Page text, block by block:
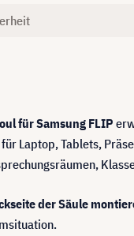
für Samsung FLIP
Laptop, Tablets,
der Säule